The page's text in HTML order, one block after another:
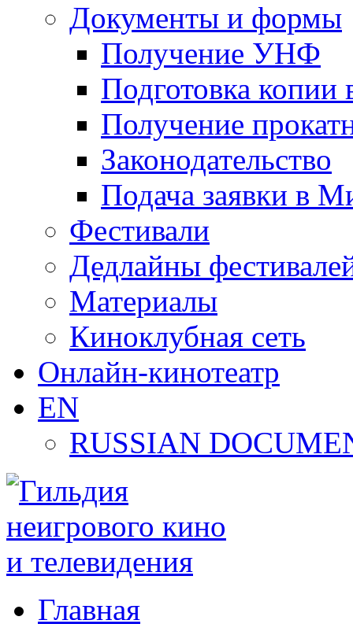
Документы и формы
Получение УНФ
Подготовка копии
Получение
Законодательство
Подача заявки в
Фестивали
Дедлайны
Материалы
Киноклубная сеть
Онлайн-кинотеатр
EN
RUSSIAN
Главная